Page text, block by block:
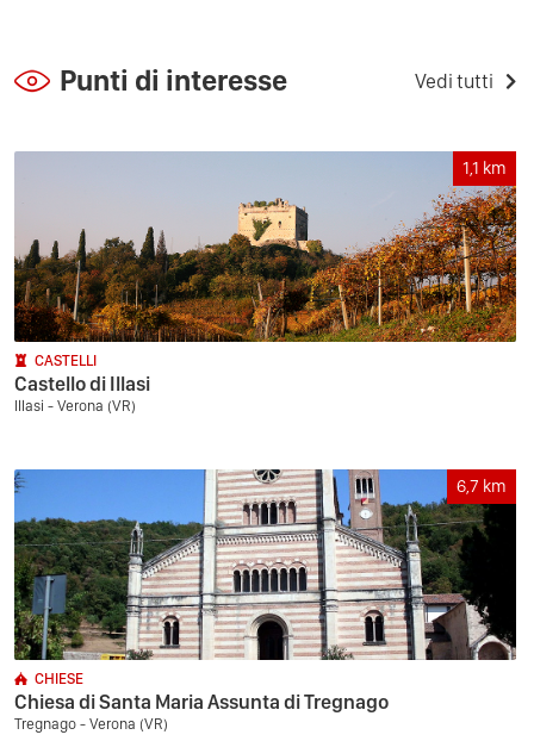
Punti di interesse Vedi tutti
1,1 km
CASTELLI
Castello di Illasi
Illasi - Verona (VR)
6,7 km
CHIESE
Chiesa di Santa Maria Assunta di Tregnago
Tregnago - Verona (VR)